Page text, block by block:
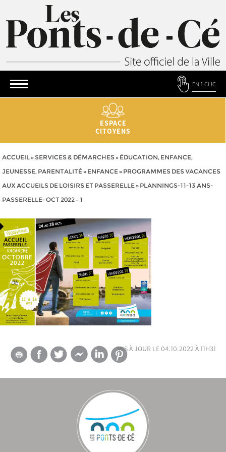
EN 1 CLIC
ESPACE
CITOYENS
ACCUEIL» SERVICES & DÉMARCHES» ÉDUCATION, ENFANCE,
JEUNESSE, PARENTALITÉ» ENFANCE» PROGRAMMES DES VACANCES
AUX ACCUEILS DE LOISIRS ET PASSERELLE» PLANNINGS-11-13 ANS-
PASSERELLE- OCT 2022 – 1
mis à jour le 04.10.2022 à 11h31